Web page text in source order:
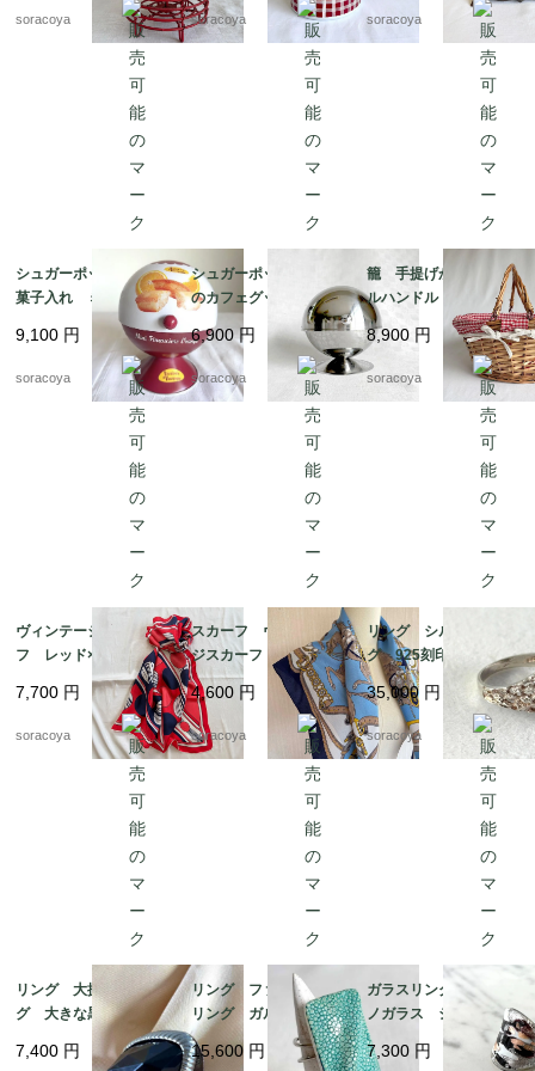
soracoya soracoya
レターラック 12twet6
soracoya
シュガーポット型 お
菓子入れ ミニフィナ
ンシェオレンジの缶
ビスキュイテリエ・
ド・ブルゴーニュ マ
ドレーヌ広告 12kwe
9,100 円
soracoya
シュガーポット パリ
のカフェグッズ お砂
糖入れ ドーム型 カ
フェインテリア 12twd
w3-2
6,900円
soracoya
籠 手提げかご ダブ
ルハンドル バスケッ
ト パニエ ピクニッ
ク 12otek18
8,900 円
soracoya
ヴィンテージスカー
フ レッド×ネイビー
バルーン ドット柄
シルク フランス 19
7,700 円
soracoya
スカーフ ヴィンテー
ジスカーフ ネイビー
フレーム 馬 騎兵隊
12acet15
4,600 円
soracoya
リング シルバーリン
グ 925刻印 クジャ
ク石 マラカート 13
号 グリーンマーブル
ストーン 銀細工 天
然石
35,000 円
soracoya
リング 大振りリン
グ 大きな黒い飾り 1
7,400 円
リング ファッション
リング ガルーシャ
スティングレイ エイ
革 スクウェアモチー
15,600 円
ガラスリング ムラー
ノガラス シルバーベ
ース 12号 メタリッ
クカラー 12acen15-2
7,300 円